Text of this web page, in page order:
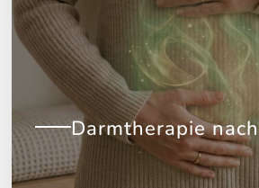
Darmtherapie